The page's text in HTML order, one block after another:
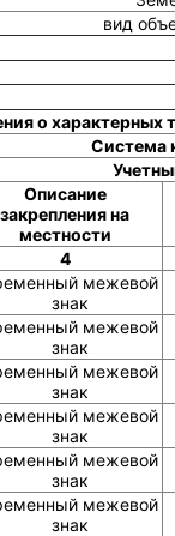
вид
о характерных
Система
Описание
закрепления на
местности
4
межевой
знак
межевой
знак
межевой
знак
межевой
знак
межевой
знак
межевой
знак